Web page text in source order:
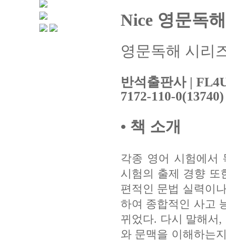
Nice 영문독
영문독해 시리
반석출판사 |
7172-110-0(13740)
• 책 소개
각종 영어 시험에서
시험의 출제 경향 또
편적인 문법 실력이
하여 종합적인 사고
뀌었다. 다시 말해서 ,
와 문맥을 이해하는